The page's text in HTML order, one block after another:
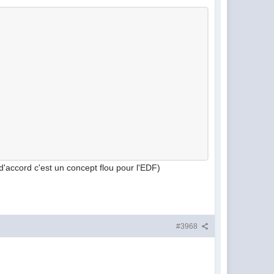
c'est un concept flou pour l'EDF)
#3968